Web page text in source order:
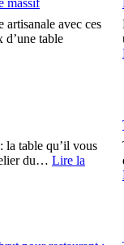
artisanale avec ces
d’une table
la table qu’il vous
du… Lire la